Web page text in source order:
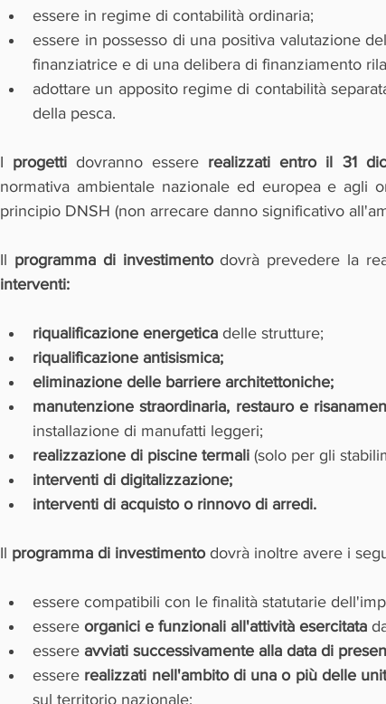
essere in regime di contabilità ordinaria;
essere in possesso di una positiva valutazione
finanziatrice e di una delibera di finanziamento
adottare un apposito regime di contabilità
della pesca.
I progetti dovranno essere realizzati entro il 31
normativa ambientale nazionale ed europea e agli
principio DNSH (non arrecare danno significativo
Il programma di investimento dovrà prevedere la
interventi:
riqualificazione energetica delle strutture;
riqualificazione antisismica;
eliminazione delle barriere architettoniche;
manutenzione straordinaria, restauro e
installazione di manufatti leggeri;
realizzazione di piscine termali (solo per gli
interventi di digitalizzazione;
interventi di acquisto o rinnovo di arredi.
Il programma di investimento dovrà inoltre avere i
essere compatibili con le finalità statutarie
essere organici e funzionali all'attività esercitata
essere avviati successivamente alla data di
essere realizzati nell'ambito di una o più delle
sul territorio nazionale;